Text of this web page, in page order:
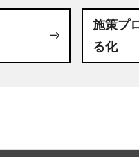
施策プ
る化